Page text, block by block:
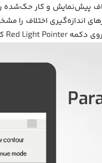
پیش‌نمایش و کار
اندازه‌گیری اختلاف
دکمه Red Light Pointer